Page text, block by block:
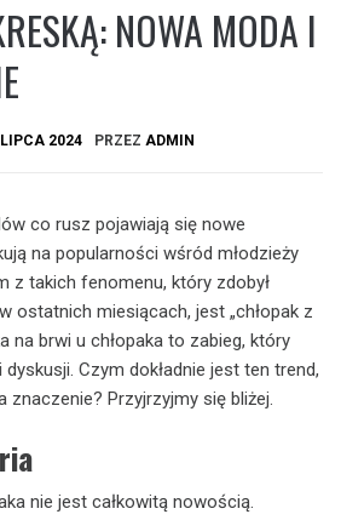
NOWA MODA I
2024 PRZEZ ADMIN
co rusz pojawiają się nowe
na popularności wśród młodzieży
z takich fenomenu, który zdobył
ostatnich miesiącach, jest „chłopak z
na brwi u chłopaka to zabieg, który
Czym dokładnie jest ten trend,
znaczenie? Przyjrzyjmy się bliżej.
nie jest całkowitą nowością.